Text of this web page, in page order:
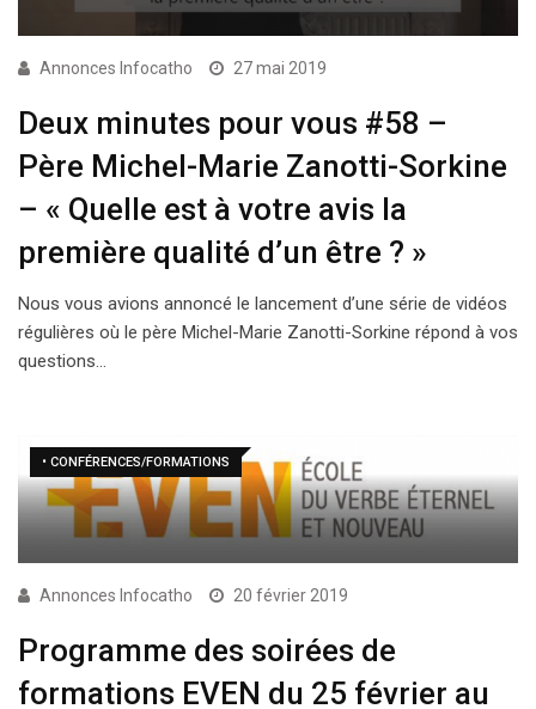
Annonces Infocatho 27 mai 2019
Deux minutes pour vous #58 –
Père Michel-Marie Zanotti-Sorkine
– « Quelle est à votre avis la
première qualité d’un être ? »
Nous vous avions annoncé le lancement d’une série de vidéos
régulières où le père Michel-Marie Zanotti-Sorkine répond à vos
questions…
• CONFÉRENCES/FORMATIONS
Annonces Infocatho 20 février 2019
Programme des soirées de
formations EVEN du 25 février au